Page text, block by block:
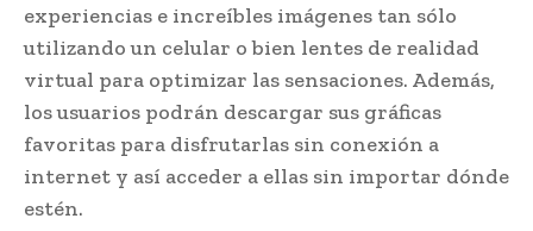
experiencias e increíbles imágenes tan sólo
utilizando un celular o bien lentes de realidad
virtual para optimizar las sensaciones. Además,
los usuarios podrán descargar sus gráficas
favoritas para disfrutarlas sin conexión a
internet y así acceder a ellas sin importar dónde
estén.